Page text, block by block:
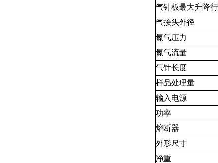
气针板最大升降
气接头外径
氮气压力
氮气流量
气针长度
样品处理量
输入电源
功率
熔断器
外形尺寸
净重